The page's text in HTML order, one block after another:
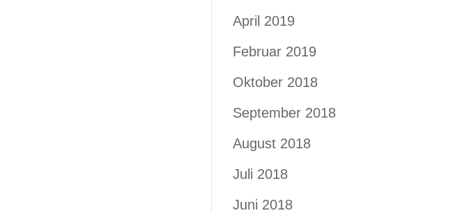
April 2019
Februar 2019
Oktober 2018
September 2018
August 2018
Juli 2018
Juni 2018